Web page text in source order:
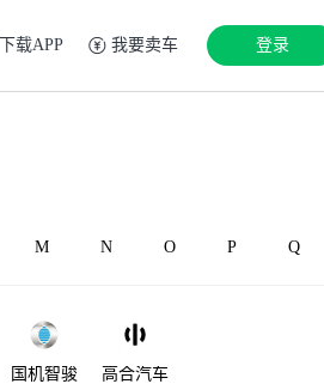
下载APP 我要卖车 登录
M N O P Q
国机智骏 高合汽车